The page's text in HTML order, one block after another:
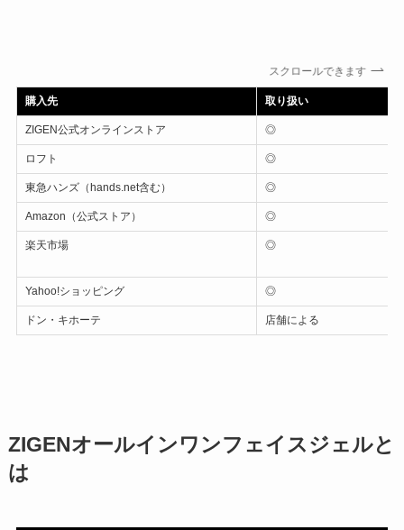
スクロールできます
購入先 取り扱い
ZIGEN公式オンラインストア ◎
ロフト ◎
東急ハンズ（hands.net含む） ◎
Amazon（公式ストア） ◎
楽天市場 ◎
Yahoo!ショッピング ◎
ドン・キホーテ 店舗による
ZIGENオールインワンフェイスジェルと
は